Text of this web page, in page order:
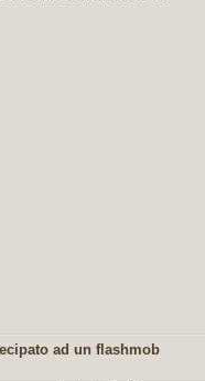
ad un flashmob